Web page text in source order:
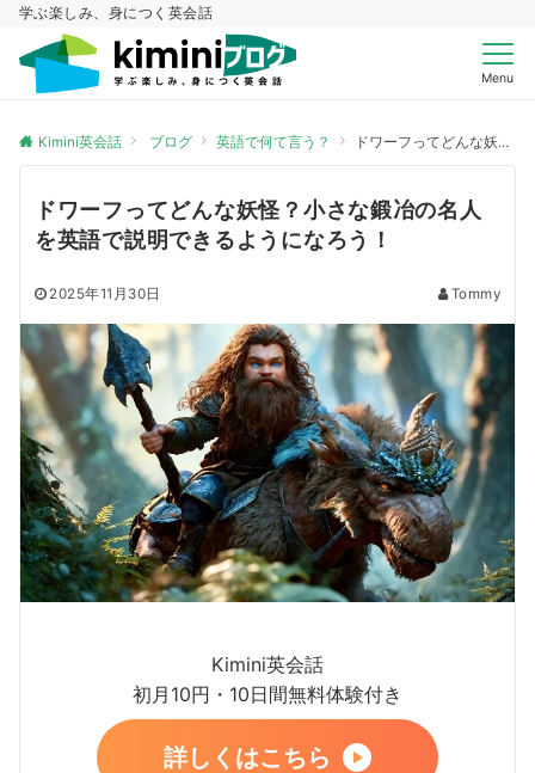
学ぶ楽しみ、身につく英会話
Menu
Kimini英会話 ブログ 英語で何て言う？ ドワーフってどんな妖怪？小さな鍛冶の名人を英語で説明できるようになろう！
ドワーフってどんな妖怪？小さな鍛冶の名人
を英語で説明できるようになろう！
2025年11月30日 Tommy
Kimini英会話
初月10円・10日間無料体験付き
詳しくはこちら